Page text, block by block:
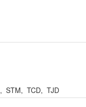
,STM,TCD,TJD